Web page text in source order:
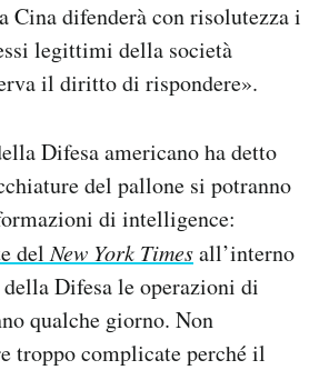
Cina difenderà con risolutezza i
legittimi della società
il diritto di rispondere».
Difesa americano ha detto
del pallone si potranno
di intelligence:
delNew York Timesall’interno
Difesa le operazioni di
qualche giorno. Non
troppo complicate perché il